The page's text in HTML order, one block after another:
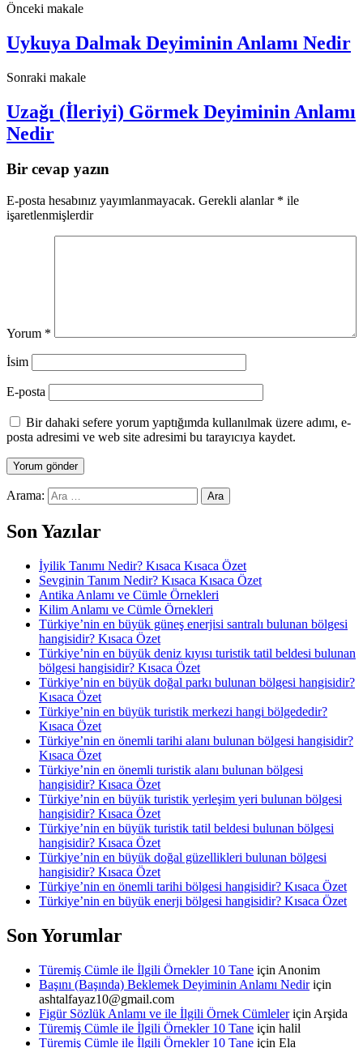
Önceki makale
Uykuya Dalmak Deyiminin Anlamı Nedir
Sonraki makale
Uzağı (İleriyi) Görmek Deyiminin Anlamı
Nedir
Bir cevap yazın
E-posta hesabınız yayımlanmayacak. Gerekli alanlar * ile
işaretlenmişlerdir
Yorum *
İsim
E-posta
Bir dahaki sefere yorum yaptığımda kullanılmak üzere adımı, e-
posta adresimi ve web site adresimi bu tarayıcıya kaydet.
Arama:
Son Yazılar
İyilik Tanımı Nedir? Kısaca Kısaca Özet
Sevginin Tanım Nedir? Kısaca Kısaca Özet
Antika Anlamı ve Cümle Örnekleri
Kilim Anlamı ve Cümle Örnekleri
Türkiye’nin en büyük güneş enerjisi santralı bulunan bölgesi
hangisidir? Kısaca Özet
Türkiye’nin en büyük deniz kıyısı turistik tatil beldesi bulunan
bölgesi hangisidir? Kısaca Özet
Türkiye’nin en büyük doğal parkı bulunan bölgesi hangisidir?
Kısaca Özet
Türkiye’nin en büyük turistik merkezi hangi bölgededir?
Kısaca Özet
Türkiye’nin en önemli tarihi alanı bulunan bölgesi hangisidir?
Kısaca Özet
Türkiye’nin en önemli turistik alanı bulunan bölgesi
hangisidir? Kısaca Özet
Türkiye’nin en büyük turistik yerleşim yeri bulunan bölgesi
hangisidir? Kısaca Özet
Türkiye’nin en büyük turistik tatil beldesi bulunan bölgesi
hangisidir? Kısaca Özet
Türkiye’nin en büyük doğal güzellikleri bulunan bölgesi
hangisidir? Kısaca Özet
Türkiye’nin en önemli tarihi bölgesi hangisidir? Kısaca Özet
Türkiye’nin en büyük enerji bölgesi hangisidir? Kısaca Özet
Son Yorumlar
Türemiş Cümle ile İlgili Örnekler 10 Tane için Anonim
Başını (Başında) Beklemek Deyiminin Anlamı Nediriçin
ashtalfayaz10@gmail.com
Figür Sözlük Anlamı ve ile İlgili Örnek Cümleleriçin Arşida
Türemiş Cümle ile İlgili Örnekler 10 Tane için halil
Türemiş Cümle ile İlgili Örnekler 10 Tane için Ela